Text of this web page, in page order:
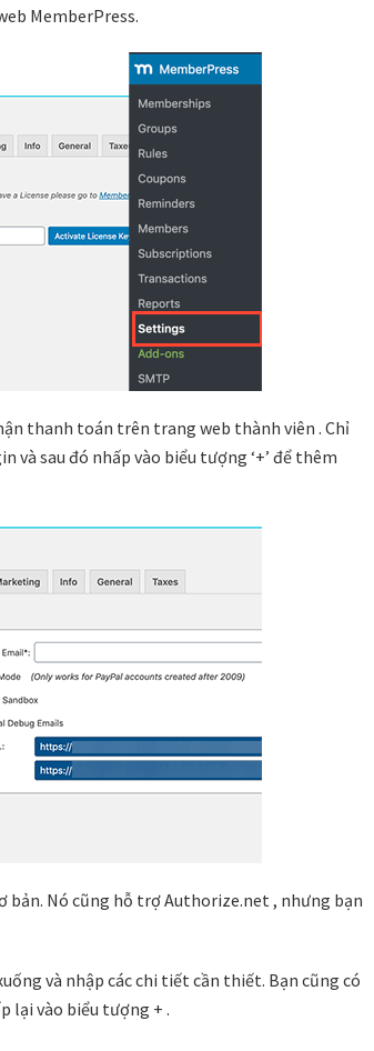
MemberPress.
thanh toán trên trang web thành viên . Chỉ
và sau đó nhấp vào biểu tượng ‘+’ để thêm
Nó cũng hỗ trợ Authorize.net , nhưng bạn
và nhập các chi tiết cần thiết. Bạn cũng có
lại vào biểu tượng + .